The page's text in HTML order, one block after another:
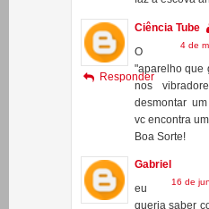
nos
desmontar
Boa Sorte!
Responder
Gabriel
16 de
aseiro feito
e eu queria
Responder